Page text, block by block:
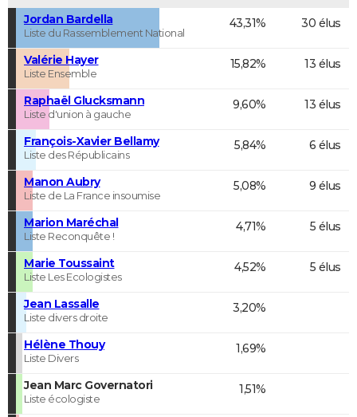
Jordan Bardella
Liste du Rassemblement National
43,31% 30 élus
Valérie Hayer
Liste Ensemble
15,82% 13 élus
Raphaël Glucksmann
Liste d'union à gauche
9,60% 13 élus
François-Xavier Bellamy
Liste des Républicains
5,84% 6 élus
Manon Aubry
Liste de La France insoumise
5,08% 9 élus
Marion Maréchal
Liste Reconquête !
4,71% 5 élus
Marie Toussaint
Liste Les Ecologistes
4,52% 5 élus
Jean Lassalle
Liste divers droite
3,20%
Hélène Thouy
Liste Divers
1,69%
Jean Marc Governatori
Liste écologiste
1,51%